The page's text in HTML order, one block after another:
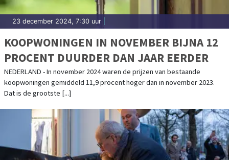
23 december 2024, 7:30 uur
KOOPWONINGEN IN NOVEMBER BIJNA 12
PROCENT DUURDER DAN JAAR EERDER
NEDERLAND - In november 2024 waren de prijzen van bestaande
koopwoningen gemiddeld 11,9 procent hoger dan in november 2023.
Dat is de grootste [...]